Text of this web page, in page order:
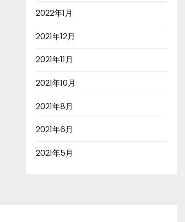
2022年1月
2021年12月
2021年11月
2021年10月
2021年8月
2021年6月
2021年5月